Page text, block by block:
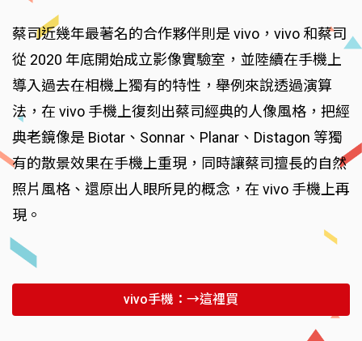
蔡司近幾年最著名的合作夥伴則是 vivo，vivo 和蔡司
從 2020 年底開始成立影像實驗室，並陸續在手機上
導入過去在相機上獨有的特性，舉例來說透過演算
法，在 vivo 手機上復刻出蔡司經典的人像風格，把經
典老鏡像是 Biotar、Sonnar、Planar、Distagon 等獨
有的散景效果在手機上重現，同時讓蔡司擅長的自然
照片風格、還原出人眼所見的概念，在 vivo 手機上再
現。
vivo手機：→這裡買